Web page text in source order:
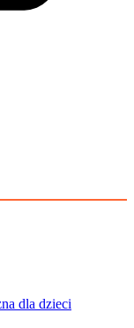
dla dzieci